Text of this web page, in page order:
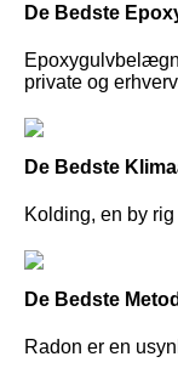
De Bedste
private og
De Bedste
Kolding, en by
De Bedste
Radon er en